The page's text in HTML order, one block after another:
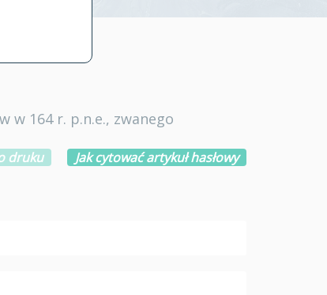
w 164 r. p.n.e., zwanego
druku Jak cytować artykuł hasłowy